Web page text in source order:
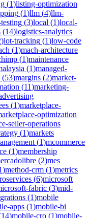
(1)listing-optimization
(1)llm (4)llm-
(3)local (1)local-
(14)logistics-analytics
)lot-tracking (1)low-code
(1)mach-architecture
(1)maintenance
(1)managed-
(53)margins (2)market-
(11)marketing-
(1)marketplace-
optimization
seller-operations
(1)markets
(1)mcommerce
(1)membership
(2)mes
)method-crm (1)metrics
(6)microsoft
fabric (3)mid-
(1)mobile
apps (1)mobile-bi
14)mobile-cro (1)mobile-